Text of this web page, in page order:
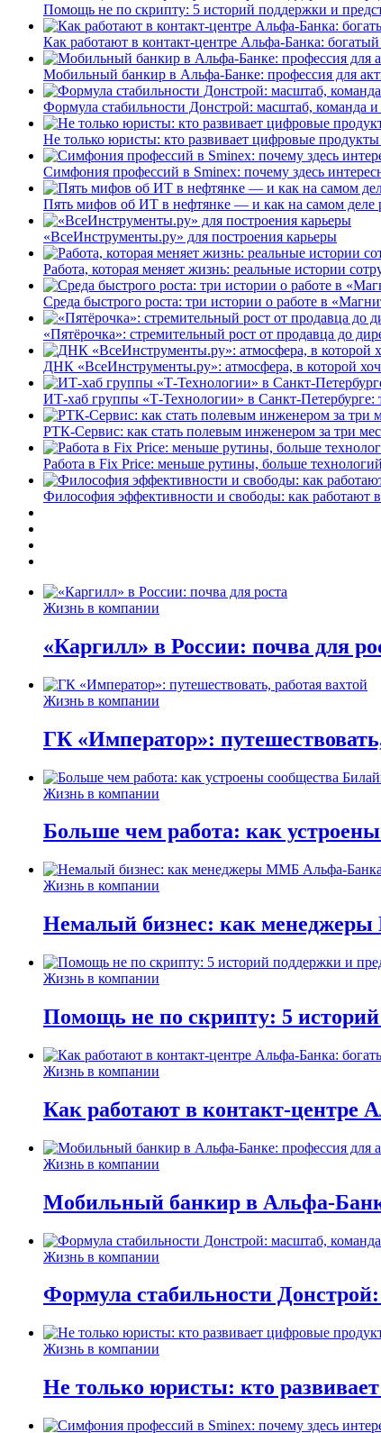
Помощь не по скрипту: 5 историй поддержки и
Как работают в контакт-центре Альфа-Банка:
Мобильный банкир в Альфа-Банке: профессия для
Формула стабильности Донстрой: масштаб, команда
Не только юристы: кто развивает цифровые продукты
Симфония профессий в Sminex: почему здесь
Пять мифов об ИТ в нефтянке — и как на самом деле
«ВсеИнструменты.ру» для построения карьеры
Работа, которая меняет жизнь: реальные истории
Среда быстрого роста: три истории о работе в
«Пятёрочка»: стремительный рост от продавца до
ДНК «ВсеИнструменты.ру»: атмосфера, в которой
ИТ-хаб группы «Т-Технологии» в Санкт-Петербурге:
РТК-Сервис: как стать полевым инженером за три
Работа в Fix Price: меньше рутины, больше технологий
Философия эффективности и свободы: как работают
Жизнь в компании
«Каргилл» в России: почва для
Жизнь в компании
ГК «Император»:
Жизнь в компании
Больше чем работа: как
Жизнь в компании
Немалый бизнес: как
Жизнь в компании
Помощь не по скрипту: 5
Жизнь в компании
Как работают в контакт-центре
Жизнь в компании
Мобильный банкир в Альфа-
Жизнь в компании
Формула стабильности
Жизнь в компании
Не только юристы: кто